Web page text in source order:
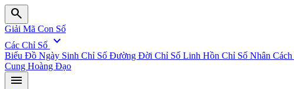
search
Giải Mã Con Số
Các Chỉ Số expand_more
Biểu Đồ Ngày Sinh Chỉ Số Đường Đời Chỉ Số Linh Hồn Chỉ Số Nhân Cách
Cung Hoàng Đạo
menu